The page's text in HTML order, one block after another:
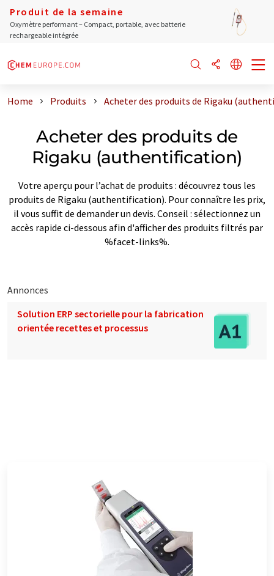
Produit de la semaine
Oxymètre performant – Compact, portable, avec batterie
rechargeable intégrée
Home Produits Acheter des produits de Rigaku
Acheter des produits de
Rigaku (authentification)
Votre aperçu pour l’achat de produits : découvrez tous les
produits de Rigaku (authentification). Pour connaître les prix,
il vous suffit de demander un devis. Conseil : sélectionnez un
accès rapide ci-dessous afin d'afficher des produits filtrés par
%facet-links%.
Annonces
Solution ERP sectorielle pour la fabrication
orientée recettes et processus